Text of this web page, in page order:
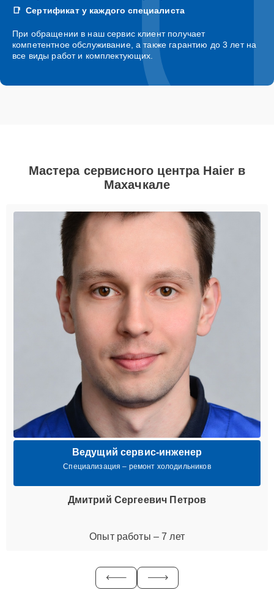
Сертификат у каждого специалиста
При обращении в наш сервис клиент получает
компетентное обслуживание, а также гарантию до 3 лет на
все виды работ и комплектующих.
Мастера сервисного центра Haier в
Махачкале
Ведущий сервис-инженер
Специализация – ремонт холодильников
Дмитрий Сергеевич Петров
Опыт работы – 7 лет